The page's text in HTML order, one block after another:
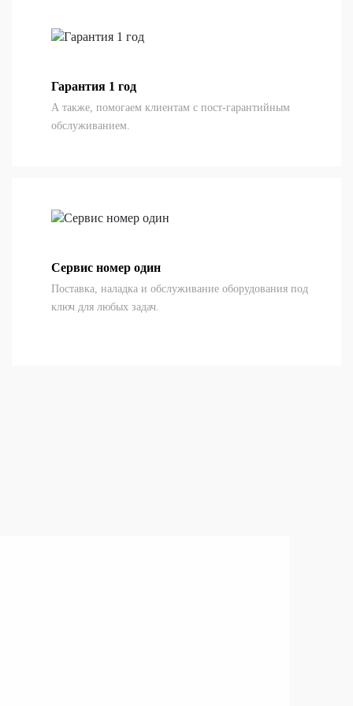
Гарантия 1 год
А также, помогаем клиентам с пост-гарантийным
обслуживанием.
Сервис номер один
Поставка, наладка и обслуживание оборудования под
ключ для любых задач.